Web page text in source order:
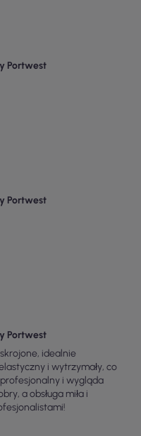
Portwest
Portwest
Portwest
idealnie
i wytrzymały, co
i wygląda
a obsługa miła i